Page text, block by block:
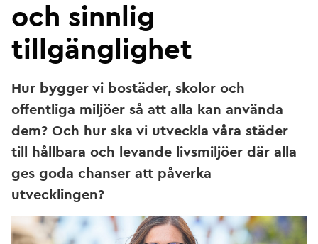
och sinnlig
tillgänglighet
Hur bygger vi bostäder, skolor och
offentliga miljöer så att alla kan använda
dem? Och hur ska vi utveckla våra städer
till hållbara och levande livsmiljöer där alla
ges goda chanser att påverka
utvecklingen?